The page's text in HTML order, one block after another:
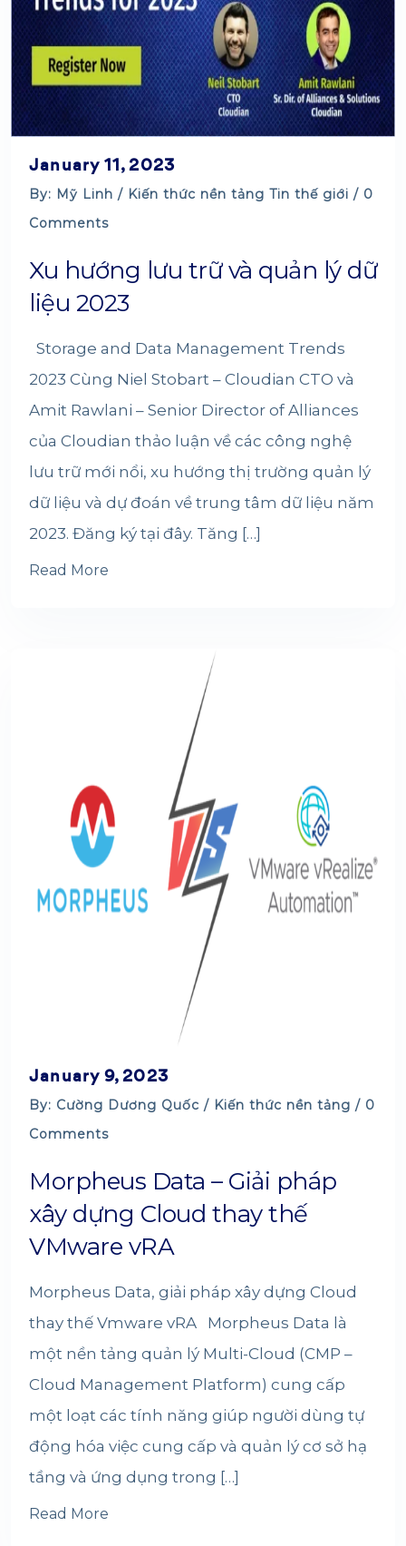
January 11, 2023
By: Mỹ Linh / Kiến thức nền tảng Tin thế giới / 0
Comments
Xu hướng lưu trữ và quản lý dữ
liệu 2023
Storage and Data Management Trends
2023 Cùng Niel Stobart – Cloudian CTO và
Amit Rawlani – Senior Director of Alliances
của Cloudian thảo luận về các công nghệ
lưu trữ mới nổi, xu hướng thị trường quản lý
dữ liệu và dự đoán về trung tâm dữ liệu năm
2023. Đăng ký tại đây. Tăng […]
Read More
January 9, 2023
By: Cường Dương Quốc / Kiến thức nền tảng / 0
Comments
Morpheus Data – Giải pháp
xây dựng Cloud thay thế
VMware vRA
Morpheus Data, giải pháp xây dựng Cloud
thay thế Vmware vRA Morpheus Data là
một nền tảng quản lý Multi-Cloud (CMP –
Cloud Management Platform) cung cấp
một loạt các tính năng giúp người dùng tự
động hóa việc cung cấp và quản lý cơ sở hạ
tầng và ứng dụng trong […]
Read More